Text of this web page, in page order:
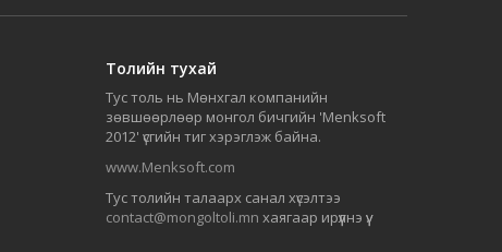
Толийн тухай
Тус толь нь Мөнхгал компанийн
зөвшөөрлөөр монгол бичгийн 'Menksoft
2012' үсгийн тиг хэрэглэж байна.
www.Menksoft.com
Тус толийн талаарх санал хүсэлтээ
contact@mongoltoli.mn хаягаар ирүүлнэ үү.